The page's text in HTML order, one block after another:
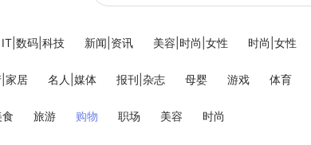
IT|数码|科技 新闻|资讯 美容|时尚|女性 时尚|女性
|家居 名人|媒体 报刊|杂志 母婴 游戏 体育
食 旅游 购物 职场 美容 时尚